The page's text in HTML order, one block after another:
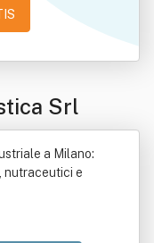
Srl
a Milano:
nutraceutici e